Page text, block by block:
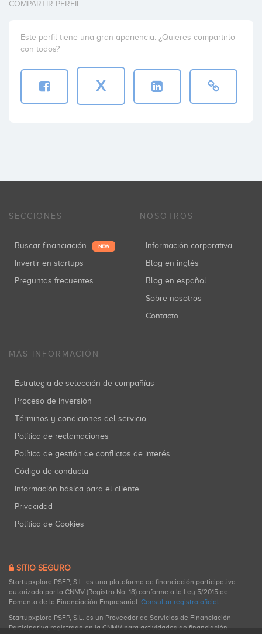
COMPARTIR PERFIL
Este perfil tiene una gran apariencia. ¿Quieres compartirlo
con todos?
X
SECCIONES
Buscar financiación NEW
Invertir en startups
Preguntas frecuentes
NOSOTROS
Información corporativa
Blog en inglés
Blog en español
Sobre nosotros
Contacto
MÁS INFORMACIÓN
Estrategia de selección de compañías
Proceso de inversión
Términos y condiciones del servicio
Política de reclamaciones
Política de gestión de conflictos de interés
Código de conducta
Información básica para el cliente
Privacidad
Política de Cookies
SITIO SEGURO
Startupxplore PSFP, S.L. es una plataforma de financiación participativa
autorizada por la CNMV (Registro No. 18) conforme a la Ley 5/2015 de
Fomento de la Financiación Empresarial. Consultar registro oficial.
Startupxplore PSFP, S.L. es un Proveedor de Servicios de Financiación
Participativa registrado en la CNMV para actividades de financiación